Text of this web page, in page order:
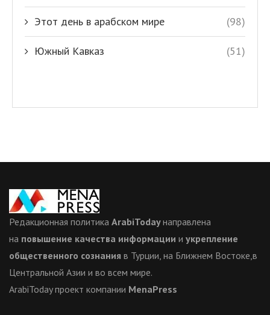
Этот день в арабском мире (98)
Южный Кавказ (51)
Редакционная политика ArabiTodayнаправлена
на повышение качества информации и укрепление
общественного сознания в Турции, на Ближнем Востоке,в
Центральной Азии и во всем мире.
ArabiToday проект компании MenaPress